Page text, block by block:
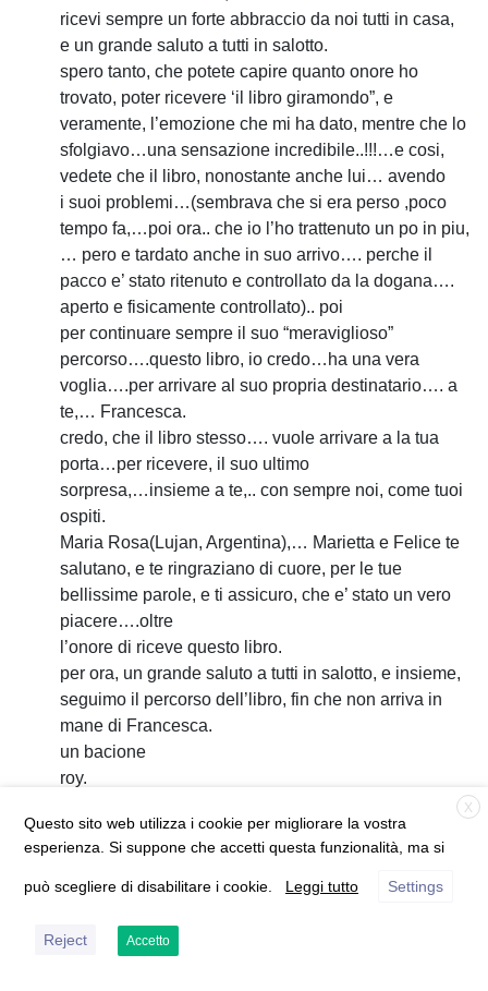
ricevi sempre un forte abbraccio da noi tutti in casa,
e un grande saluto a tutti in salotto.
spero tanto, che potete capire quanto onore ho
trovato, poter ricevere ‘il libro giramondo”, e
veramente, l’emozione che mi ha dato, mentre che lo
sfolgiavo…una sensazione incredibile..!!!…e cosi,
vedete che il libro, nonostante anche lui… avendo
i suoi problemi…(sembrava che si era perso ,poco
tempo fa,…poi ora.. che io l’ho trattenuto un po in piu,
… pero e tardato anche in suo arrivo…. perche il
pacco e’ stato ritenuto e controllato da la dogana….
aperto e fisicamente controllato).. poi
per continuare sempre il suo “meraviglioso”
percorso….questo libro, io credo…ha una vera
voglia….per arrivare al suo propria destinatario…. a
te,… Francesca.
credo, che il libro stesso…. vuole arrivare a la tua
porta…per ricevere, il suo ultimo
sorpresa,…insieme a te,.. con sempre noi, come tuoi
ospiti.
Maria Rosa(Lujan, Argentina),… Marietta e Felice te
salutano, e te ringraziano di cuore, per le tue
bellissime parole, e ti assicuro, che e’ stato un vero
piacere….oltre
l’onore di riceve questo libro.
per ora, un grande saluto a tutti in salotto, e insieme,
seguimo il percorso dell’libro, fin che non arriva in
mane di Francesca.
un bacione
roy.
Anna ( São Paulo , Brasile )
Bè, leggendo la richiesta di Rodolfo Cesarini, che è
stato fuori da questa iniziativa, tempo fà, avevo
suggerito che, forse senza lo stesso effetto
X
Questo sito web utilizza i cookie per migliorare la vostra
esperienza. Si suppone che accetti questa funzionalità, ma si
può scegliere di disabilitare i cookie. Leggi tutto Settings
Reject Accetto